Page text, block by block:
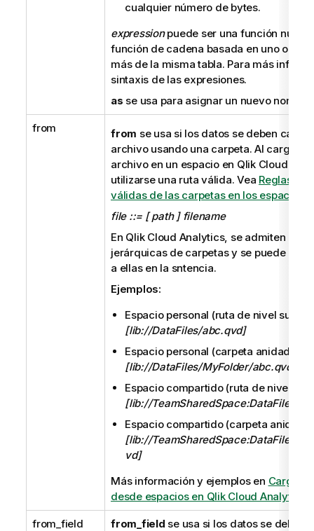
cualquier número de bytes.
expressionpuede ser una función
función de cadena basada en uno o
más de la misma tabla. Para más
sintaxis de las expresiones.
as se usa para asignar un nuevo
from from se usa si los datos se deben
archivo usando una carpeta. Al cargar
archivo en un espacio en Qlik Cloud
utilizarse una ruta válida. Vea Reglas
válidas de las carpetas en los espacios
file ::= [ path ] filename
En Qlik Cloud Analytics, se admiten
jerárquicas de carpetas y se puede
a ellas en la sntencia.
Ejemplos:
Espacio personal (ruta de nivel
[lib://DataFiles/abc.qvd]
Espacio personal (carpeta anidada):
[lib://DataFiles/MyFolder/abc.qvd]
Espacio compartido (ruta de nivel
[lib://TeamSharedSpace:DataFiles/
Espacio compartido (carpeta
[lib://TeamSharedSpace:DataFiles/
vd]
Más información y ejemplos en Cargar
desde espacios en Qlik Cloud Analytics
from_field from_field se usa si los datos se deben